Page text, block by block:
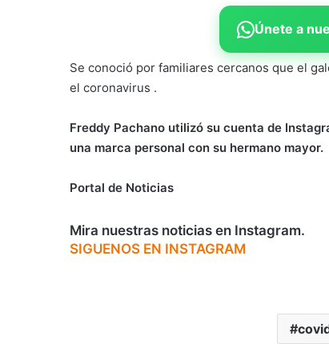
Únete a
Se conoció por familiares cercanos que el
el coronavirus .
Freddy Pachano utilizó su cuenta de
una marca personal con su hermano mayor.
Portal de Noticias
Mira nuestras noticias en Instagram.
SIGUENOS EN INSTAGRAM